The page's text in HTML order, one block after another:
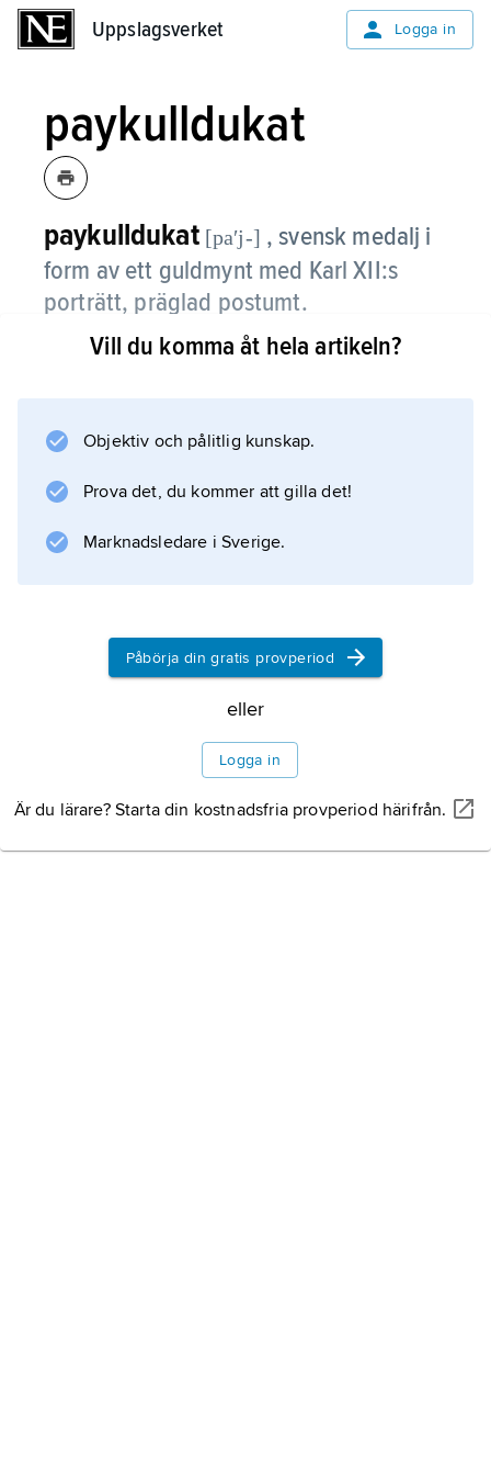
Uppslagsverket Logga in
paykulldukat
paykulldukat [paʹj-] , svensk medalj i
form av ett guldmynt med Karl XII:s
porträtt, präglad postumt.
På frånsidan påstås att guldet framställts
miljon dukater per år samt att lära ut konsten
exemplar av dukaten som finns i
Myntkabinettet uppges vara framställt av
Paijkulls ”provguld”. Antalet
Information om artikeln
Vill du komma åt hela artikeln?
Objektiv och pålitlig kunskap.
Prova det, du kommer att gilla det!
Marknadsledare i Sverige.
Påbörja din gratis provperiod
eller
Logga in
Är du lärare? Starta din kostnadsfria provperiod härifrån.